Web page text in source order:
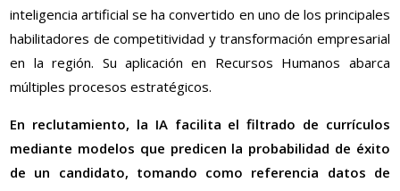
inteligencia artificial se ha convertido en uno de los principales
habilitadores de competitividad y transformación empresarial
en la región. Su aplicación en Recursos Humanos abarca
múltiples procesos estratégicos.
En reclutamiento, la IA facilita el filtrado de currículos
mediante modelos que predicen la probabilidad de éxito
de un candidato, tomando como referencia datos de